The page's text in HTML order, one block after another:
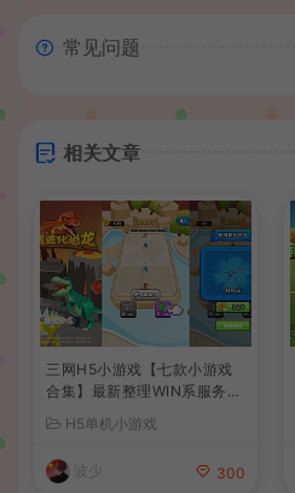
常见问题
相关文章
三网H5小游戏【七款小游戏
合集】最新整理WIN系服务端
教程
H5单机小游戏
波少 300